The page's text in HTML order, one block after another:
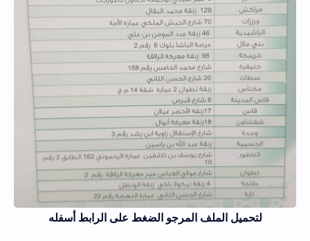
لتحميل الملف المرجو الضغط على الرابط أسفله